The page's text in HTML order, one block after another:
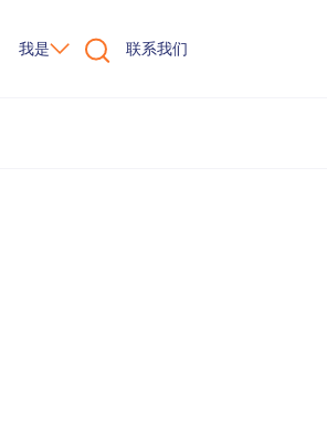
我是 联系我们